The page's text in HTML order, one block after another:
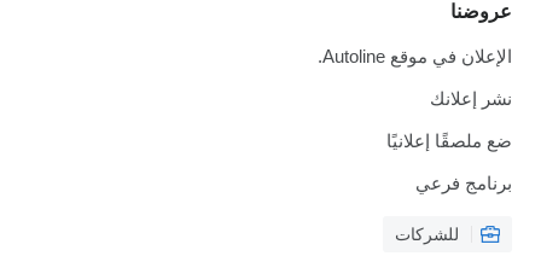
عروضنا
الإعلان في موقع Autoline.
نشر إعلانك
ضع ملصقًا إعلانيًا
برنامج فرعي
للشركات